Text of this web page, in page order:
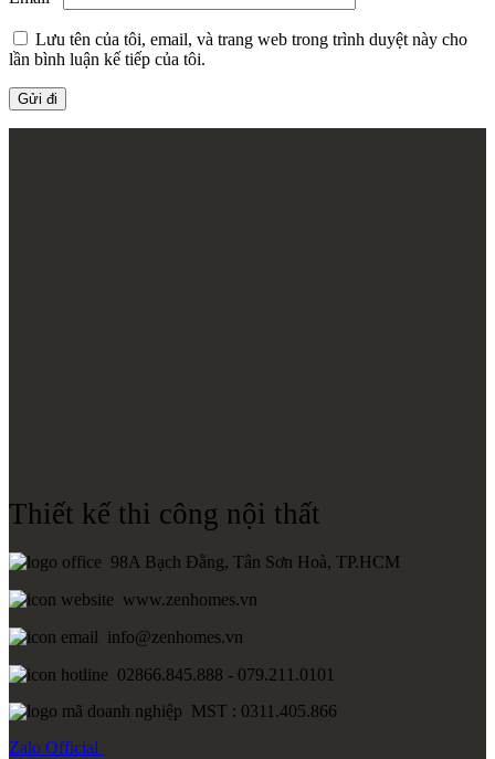
Lưu tên của tôi, email, và trang web trong trình duyệt này cho
lần bình luận kế tiếp của tôi.
Thiết kế thi công nội thất
98A Bạch Đằng, Tân Sơn Hoà, TP.HCM
www.zenhomes.vn
info@zenhomes.vn
02866.845.888 - 079.211.0101
MST : 0311.405.866
Zalo Official